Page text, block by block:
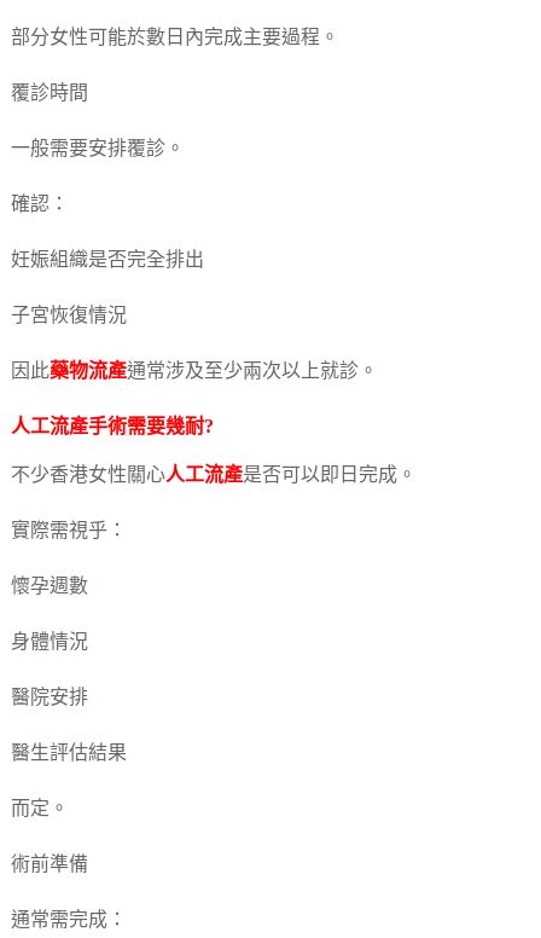
部分女性可能於數日內完成主要過程。
覆診時間
一般需要安排覆診。
確認：
妊娠組織是否完全排出
子宮恢復情況
因此藥物流產通常涉及至少兩次以上就診。
人工流產手術需要幾耐?
不少香港女性關心人工流產是否可以即日完成。
實際需視乎：
懷孕週數
身體情況
醫院安排
醫生評估結果
而定。
術前準備
通常需完成：